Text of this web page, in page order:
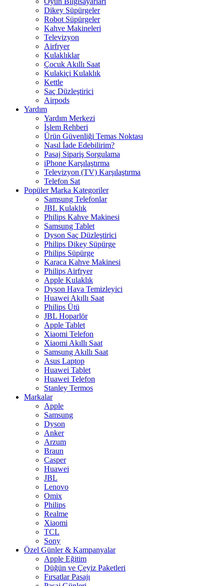
Dikey Süpürgeler
Robot Süpürgeler
Kahve Makineleri
Televizyon
Airfryer
Kulaklıklar
Çocuk Akıllı Saat
Kulakiçi Kulaklık
Kettle
Saç Düzleştirici
Airpods
Yardım
Yardım Merkezi
İşlem Rehberi
Ürün Güvenliği Temas Noktası
Nasıl İade Edebilirim?
Pasaj Sipariş Sorgulama
iPhone Karşılaştırma
Televizyon (TV) Karşılaştırma
Telefon Sat
Popüler Marka Kategoriler
Samsung Telefonlar
JBL Kulaklık
Philips Kahve Makinesi
Samsung Tablet
Dyson Saç Düzleştirici
Philips Dikey Süpürge
Philips Süpürge
Karaca Kahve Makinesi
Philips Airfryer
Apple Kulaklık
Dyson Hava Temizleyici
Huawei Akıllı Saat
Philips Ütü
JBL Hoparlör
Apple Tablet
Xiaomi Telefon
Xiaomi Akıllı Saat
Samsung Akıllı Saat
Asus Laptop
Huawei Tablet
Huawei Telefon
Stanley Termos
Markalar
Apple
Samsung
Dyson
Anker
Arzum
Braun
Casper
Huawei
JBL
Lenovo
Omix
Philips
Realme
Xiaomi
TCL
Sony
Özel Günler & Kampanyalar
Apple Eğitim
Düğün ve Çeyiz Paketleri
Fırsatlar Pasajı